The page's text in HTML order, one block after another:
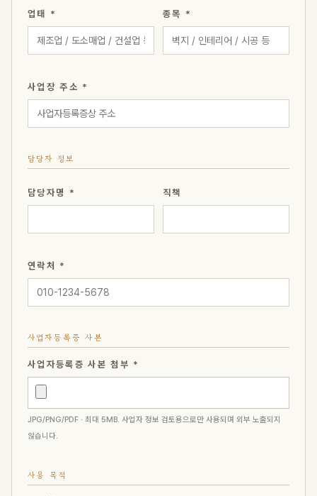
업태 * 종목 *
사업장 주소 *
담당자 정보
담당자명 * 직책
연락처 *
사업자등록증 사본
사업자등록증 사본 첨부 *
JPG/PNG/PDF · 최대 5MB. 사업자 정보 검토용으로만 사용되며 외부 노출되지
않습니다.
사용 목적